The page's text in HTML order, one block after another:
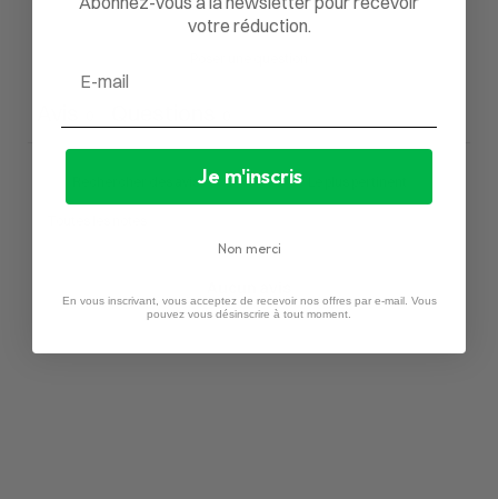
votre réduction.
Je m'inscris
Non merci
En vous inscrivant, vous acceptez de recevoir nos offres par e-mail. Vous
pouvez vous désinscrire à tout moment.